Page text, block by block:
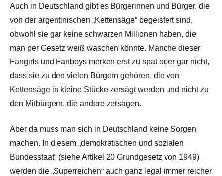
Auch in Deutschland gibt es Bürgerinnen und Bürger, die
von der argentinischen „Kettensäge“ begeistert sind,
obwohl sie gar keine schwarzen Millionen haben, die
man per Gesetz weiß waschen könnte. Manche dieser
Fangirls und Fanboys merken erst zu spät oder gar nicht,
dass sie zu den vielen Bürgern gehören, die von
Kettensäge in kleine Stücke zersägt werden und nicht zu
den Mitbürgern, die andere zersägen.
Aber da muss man sich in Deutschland keine Sorgen
machen. In diesem „demokratischen und sozialen
Bundesstaat“ (siehe Artikel 20 Grundgesetz von 1949)
werden die „Superreichen“ auch ganz legal immer reicher